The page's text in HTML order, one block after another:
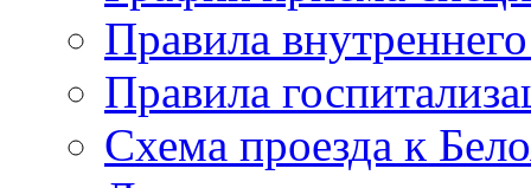
Правила
Правила
Схема проезда к